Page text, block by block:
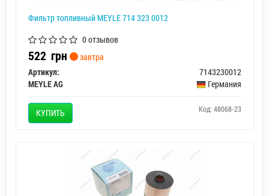
Фильтр топливный MEYLE 714 323 0012
0 отзывов
522 грн
завтра
Артикул:
7143230012
MEYLE AG
Германия
КУПИТЬ Код: 48068-23